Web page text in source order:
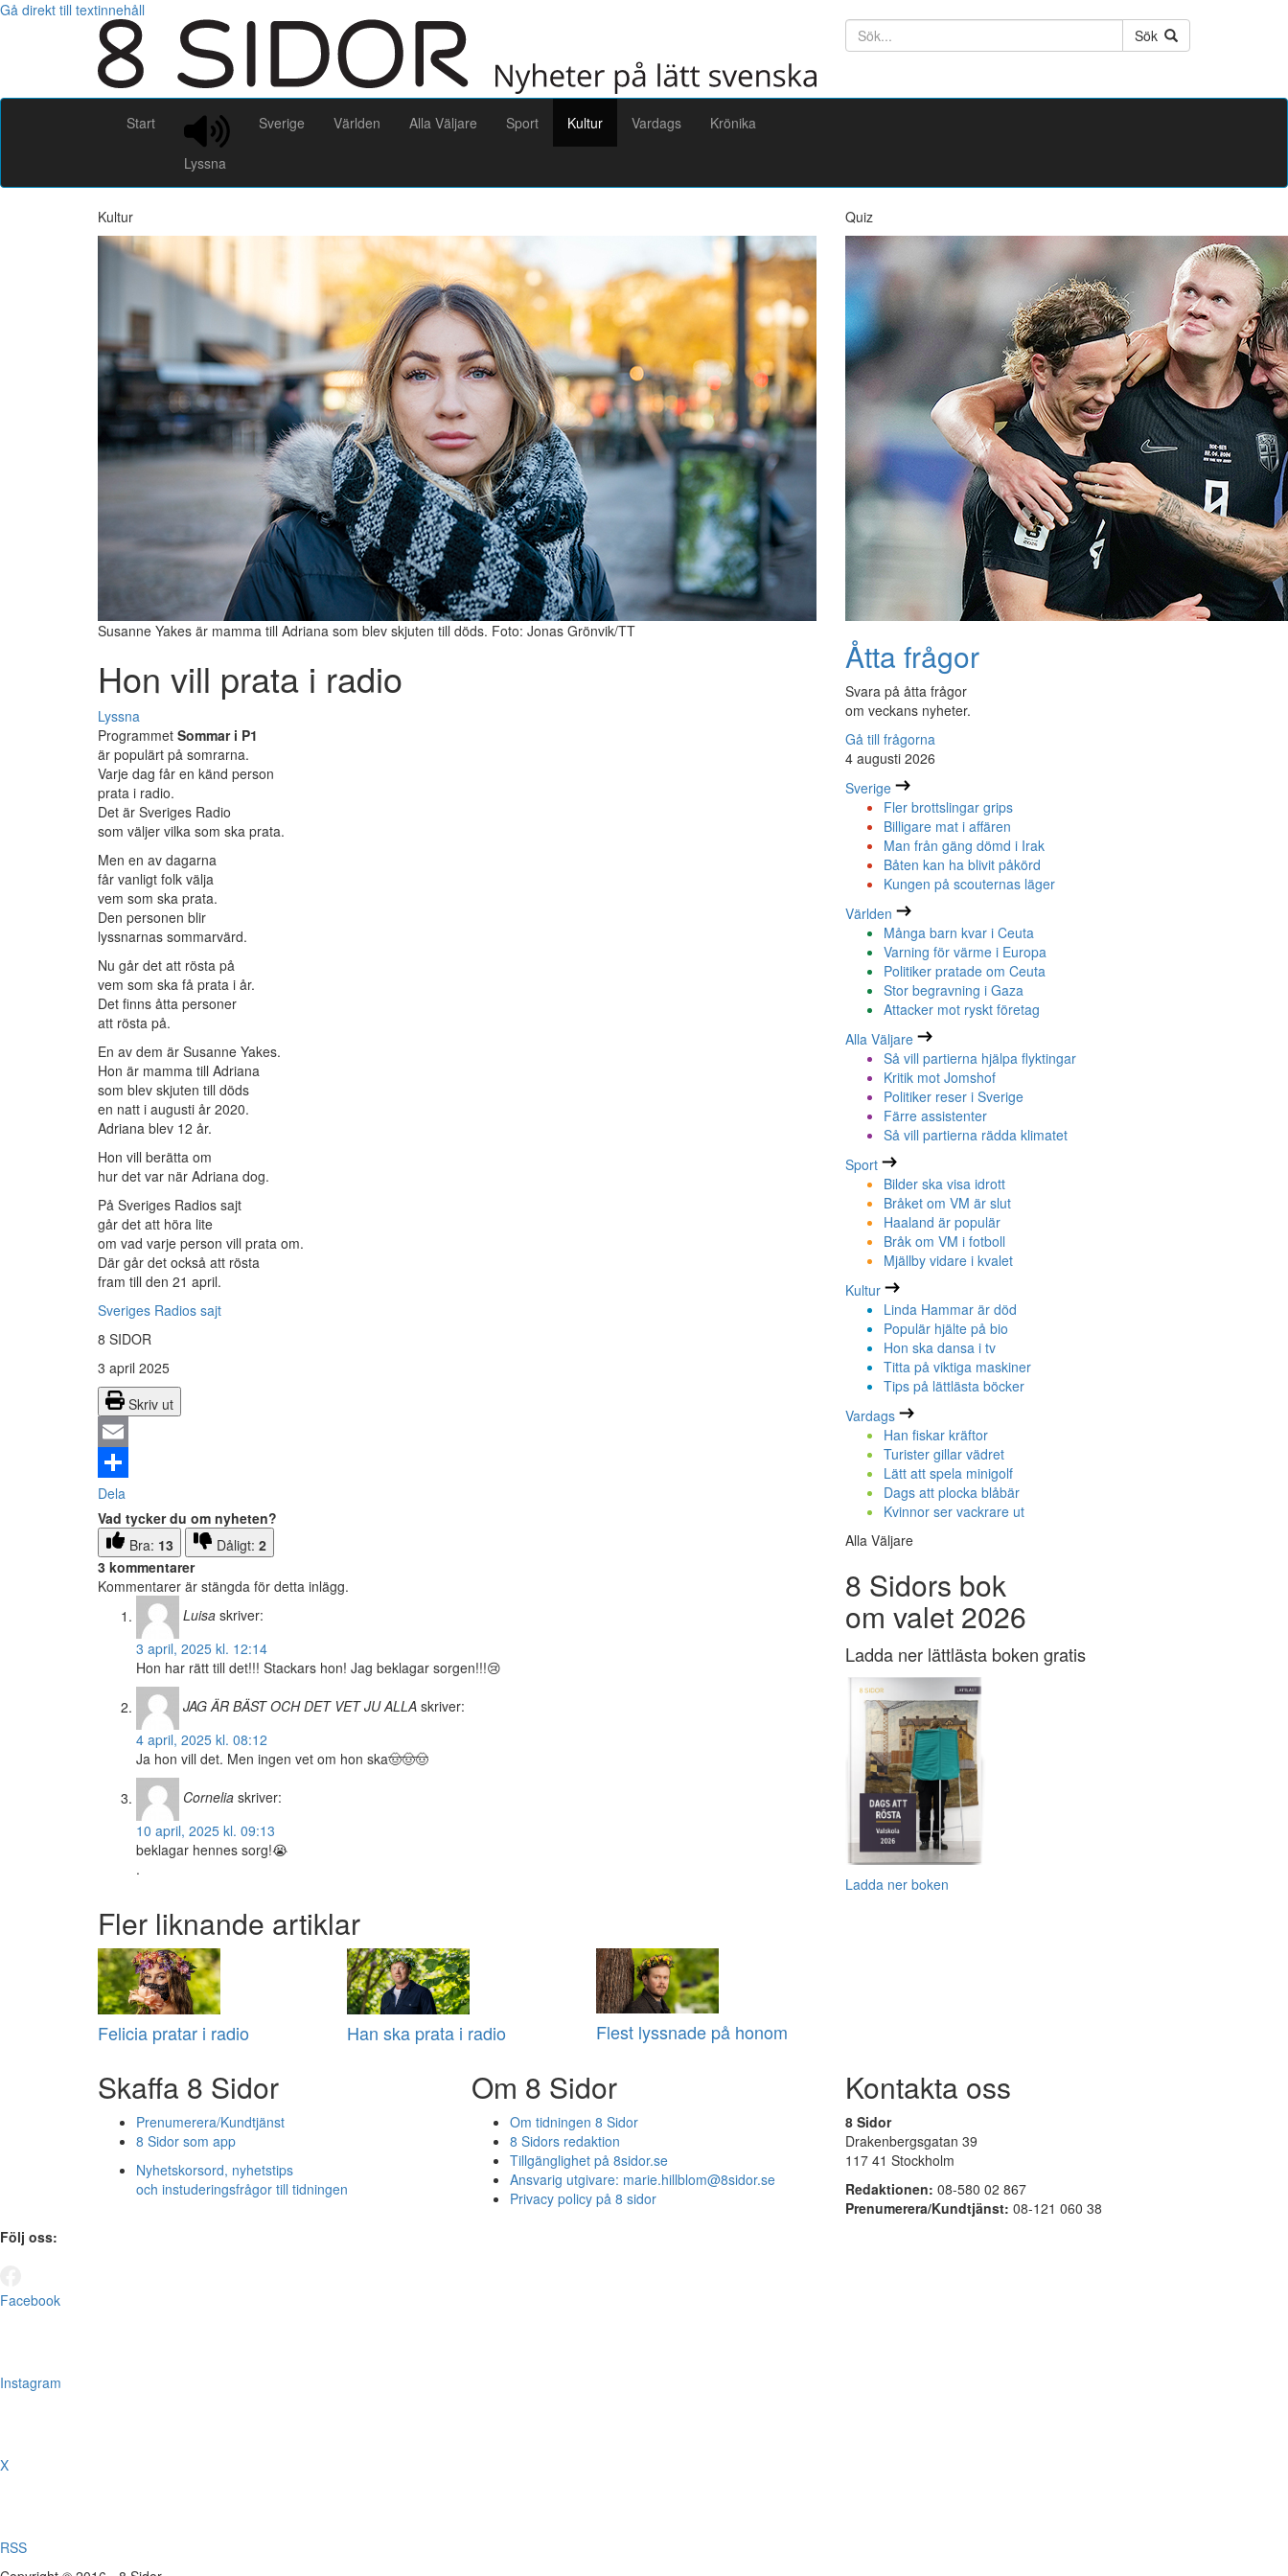
Gå direkt till textinnehåll
Söktext
Sök
Start
Lyssna
Sverige Världen Alla Väljare Sport Kultur Vardags Krönika
Kultur
Susanne Yakes är mamma till Adriana som blev skjuten till döds. Foto: Jonas Grönvik/TT
Hon vill prata i radio
Lyssna
Programmet Sommar i P1
är populärt på somrarna.
Varje dag får en känd person
prata i radio.
Det är Sveriges Radio
som väljer vilka som ska prata.
Men en av dagarna
får vanligt folk välja
vem som ska prata.
Den personen blir
lyssnarnas sommarvärd.
Nu går det att rösta på
vem som ska få prata i år.
Det finns åtta personer
att rösta på.
En av dem är Susanne Yakes.
Hon är mamma till Adriana
som blev skjuten till döds
en natt i augusti år 2020.
Adriana blev 12 år.
Hon vill berätta om
hur det var när Adriana dog.
På Sveriges Radios sajt
går det att höra lite
om vad varje person vill prata om.
Där går det också att rösta
fram till den 21 april.
Sveriges Radios sajt
8 SIDOR
3 april 2025
Skriv ut
Email
Dela
Vad tycker du om nyheten?
Bra: 13 Dåligt: 2
3 kommentarer
Kommentarer är stängda för detta inlägg.
Luisa skriver:
3 april, 2025 kl. 12:14
Hon har rätt till det!!! Stackars hon! Jag beklagar sorgen!!!😢
JAG ÄR BÄST OCH DET VET JU ALLA skriver:
4 april, 2025 kl. 08:12
Ja hon vill det. Men ingen vet om hon ska🤠🤠🤠
Cornelia skriver:
10 april, 2025 kl. 09:13
beklagar hennes sorg!😭
.
Fler liknande artiklar
Felicia pratar i radio Han ska prata i radio Flest lyssnade på honom
Quiz
Åtta frågor
Svara på åtta frågor
om veckans nyheter.
Gå till frågorna
4 augusti 2026
Sverige
Fler brottslingar grips
Billigare mat i affären
Man från gäng dömd i Irak
Båten kan ha blivit påkörd
Kungen på scouternas läger
Världen
Många barn kvar i Ceuta
Varning för värme i Europa
Politiker pratade om Ceuta
Stor begravning i Gaza
Attacker mot ryskt företag
Alla Väljare
Så vill partierna hjälpa flyktingar
Kritik mot Jomshof
Politiker reser i Sverige
Färre assistenter
Så vill partierna rädda klimatet
Sport
Bilder ska visa idrott
Bråket om VM är slut
Haaland är populär
Bråk om VM i fotboll
Mjällby vidare i kvalet
Kultur
Linda Hammar är död
Populär hjälte på bio
Hon ska dansa i tv
Titta på viktiga maskiner
Tips på lättlästa böcker
Vardags
Han fiskar kräftor
Turister gillar vädret
Lätt att spela minigolf
Dags att plocka blåbär
Kvinnor ser vackrare ut
Alla Väljare
8 Sidors bok
om valet 2026
Ladda ner lättlästa boken gratis
Ladda ner boken
Skaffa 8 Sidor
Prenumerera/Kundtjänst
8 Sidor som app
Nyhetskorsord, nyhetstips
och instuderingsfrågor till tidningen
Om 8 Sidor
Om tidningen 8 Sidor
8 Sidors redaktion
Tillgänglighet på 8sidor.se
Ansvarig utgivare: marie.hillblom@8sidor.se
Privacy policy på 8 sidor
Kontakta oss
8 Sidor
Drakenbergsgatan 39
117 41 Stockholm
Redaktionen: 08-580 02 867
Prenumerera/Kundtjänst: 08-121 060 38
Följ oss:
Facebook
Instagram
X
RSS